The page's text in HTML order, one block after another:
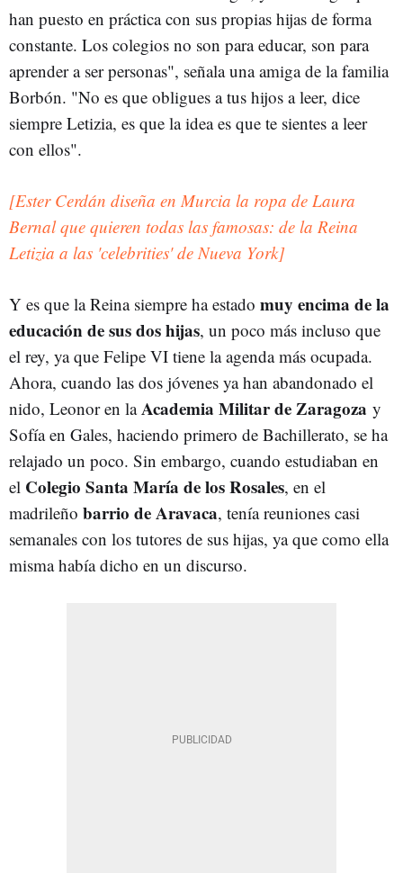
han puesto en práctica con sus propias hijas de forma
constante. Los colegios no son para educar, son para
aprender a ser personas", señala una amiga de la familia
Borbón. "No es que obligues a tus hijos a leer, dice
siempre Letizia, es que la idea es que te sientes a leer
con ellos".
[Ester Cerdán diseña en Murcia la ropa de Laura
Bernal que quieren todas las famosas: de la Reina
Letizia a las 'celebrities' de Nueva York]
Y es que la Reina siempre ha estado muy encima de la
educación de sus dos hijas, un poco más incluso que
el rey, ya que Felipe VI tiene la agenda más ocupada.
Ahora, cuando las dos jóvenes ya han abandonado el
nido, Leonor en laAcademia Militar de Zaragoza y
Sofía en Gales, haciendo primero de Bachillerato, se ha
relajado un poco. Sin embargo, cuando estudiaban en
el Colegio Santa María de los Rosales, en el
madrileño barrio de Aravaca, tenía reuniones casi
semanales con los tutores de sus hijas, ya que como ella
misma había dicho en un discurso.